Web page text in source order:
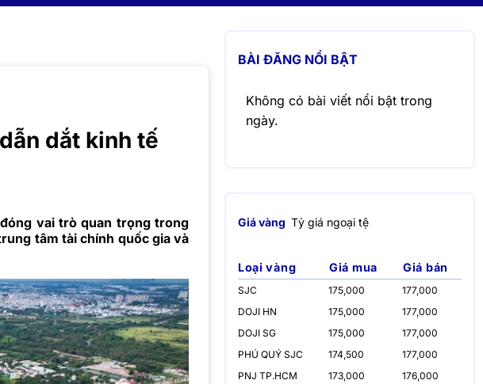
dắt kinh tế
vai trò quan trọng trong
tâm tài chính quốc gia và
BÀI ĐĂNG NỔI BẬT
Không có bài viết nổi bật trong
ngày.
Giá vàng Tỷ giá ngoại tệ
Loại vàng Giá mua Giá bán
SJC 175,000
177,000
DOJI HN
175,000
177,000
DOJI SG
175,000
177,000
PHÚ QUÝ SJC
174,500
177,000
PNJ TP.HCM
173,000
176,000